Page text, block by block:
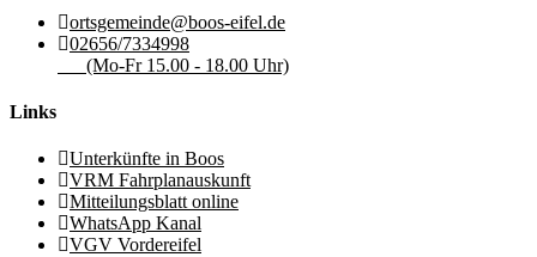
ortsgemeinde@boos-eifel.de
02656/7334998
(Mo-Fr 15.00 - 18.00 Uhr)
Links
Unterkünfte in Boos
VRM Fahrplanauskunft
Mitteilungsblatt online
WhatsApp Kanal
VGV Vordereifel